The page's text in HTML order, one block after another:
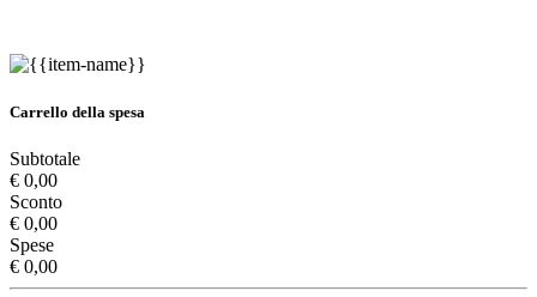
Carrello della spesa
Subtotale
€ 0,00
Sconto
€ 0,00
Spese
€ 0,00